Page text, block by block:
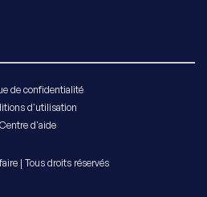
de confidentialité
d'utilisation
Centre d'aide
| Tous droits réservés